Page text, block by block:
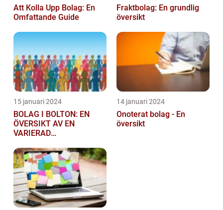
Att Kolla Upp Bolag: En
Omfattande Guide
Fraktbolag: En grundlig
översikt
15 januari 2024
BOLAG I BOLTON: EN
ÖVERSIKT AV EN
VARIERAD
14 januari 2024
Onoterat bolag - En
översikt